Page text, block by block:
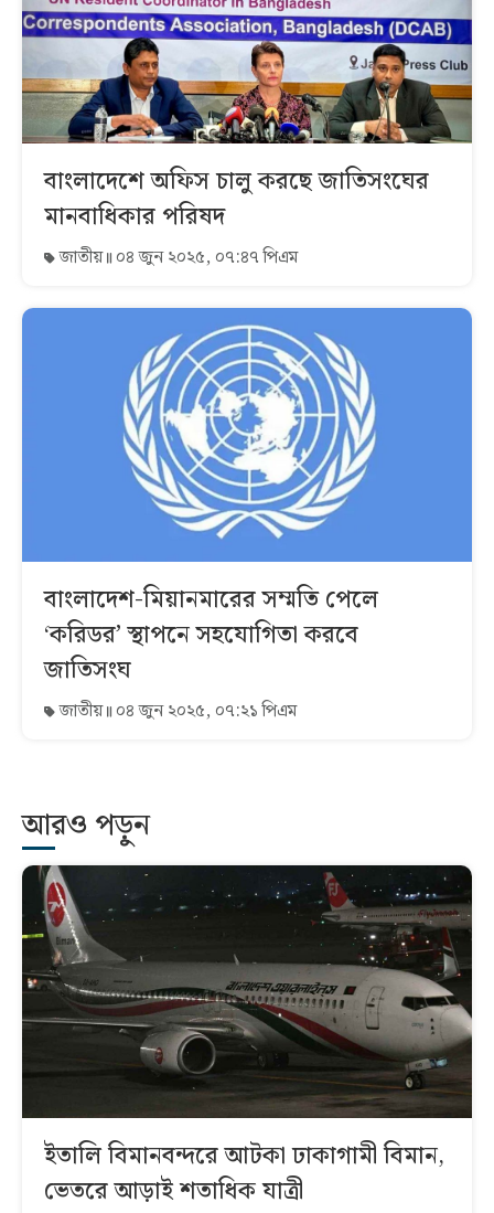
বাংলাদেশে অফিস চালু করছে জাতিসংঘের
মানবাধিকার পরিষদ
জাতীয় ০৪ জুন ২০২৫, ০৭:৪৭ পিএম
বাংলাদেশ-মিয়ানমারের সম্মতি পেলে
‘করিডর’ স্থাপনে সহযোগিতা করবে
জাতিসংঘ
জাতীয় ০৪ জুন ২০২৫, ০৭:২১ পিএম
আরও পড়ুন
ইতালি বিমানবন্দরে আটকা ঢাকাগামী বিমান,
ভেতরে আড়াই শতাধিক যাত্রী